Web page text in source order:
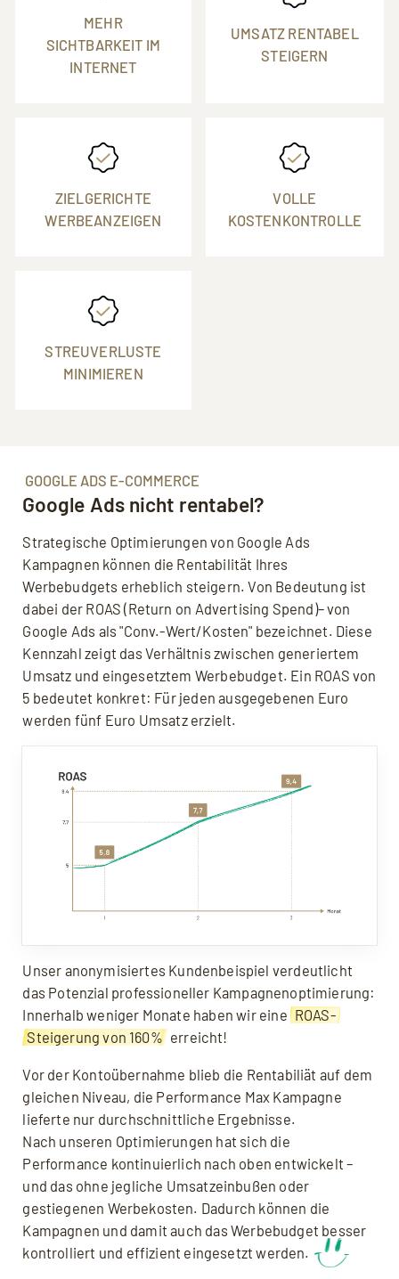
MEHR
SICHTBARKEIT IM
INTERNET
UMSATZ RENTABEL
STEIGERN
ZIELGERICHTE
WERBEANZEIGEN
VOLLE
KOSTENKONTROLLE
STREUVERLUSTE
MINIMIEREN
GOOGLE ADS E-COMMERCE
Google Ads nicht rentabel?
Strategische Optimierungen von Google Ads
Kampagnen können die Rentabilität Ihres
Werbebudgets erheblich steigern. Von Bedeutung ist
dabei der ROAS (Return on Advertising Spend)– von
Google Ads als "Conv.-Wert/Kosten" bezeichnet. Diese
Kennzahl zeigt das Verhältnis zwischen generiertem
Umsatz und eingesetztem Werbebudget. Ein ROAS von
5 bedeutet konkret: Für jeden ausgegebenen Euro
werden fünf Euro Umsatz erzielt.
Unser anonymisiertes Kundenbeispiel verdeutlicht
das Potenzial professioneller Kampagnenoptimierung:
Innerhalb weniger Monate haben wir eine ROAS-
Steigerung von 160% erreicht!
Vor der Kontoübernahme blieb die Rentabiliät auf dem
gleichen Niveau, die Performance Max Kampagne
lieferte nur durchschnittliche Ergebnisse.
Nach unseren Optimierungen hat sich die
Performance kontinuierlich nach oben entwickelt –
und das ohne jegliche Umsatzeinbußen oder
gestiegenen Werbekosten. Dadurch können die
Kampagnen und damit auch das Werbebudget besser
kontrolliert und effizient eingesetzt werden.